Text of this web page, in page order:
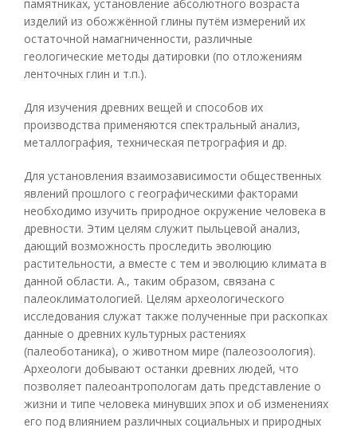
памятниках, установление абсолютного возраста
изделий из обожжённой глины путём измерений их
остаточной намагниченности, различные
геологические методы датировки (по отложениям
ленточных глин и т.п.).
Для изучения древних вещей и способов их
производства применяются спектральный анализ,
металлография, техническая петрография и др.
Для установления взаимозависимости общественных
явлений прошлого с географическими факторами
необходимо изучить природное окружение человека в
древности. Этим целям служит пыльцевой анализ,
дающий возможность проследить эволюцию
растительности, а вместе с тем и эволюцию климата в
данной области. А., таким образом, связана с
палеоклиматологией. Целям археологического
исследования служат также полученные при раскопках
данные о древних культурных растениях
(палеоботаника), о животном мире (палеозоология).
Археологи добывают останки древних людей, что
позволяет палеоантропологам дать представление о
жизни и типе человека минувших эпох и об изменениях
его под влиянием различных социальных и природных